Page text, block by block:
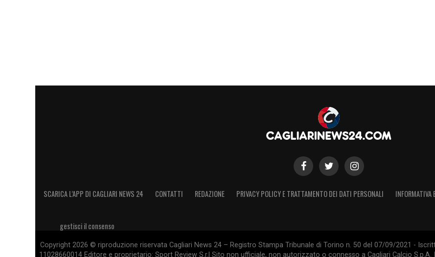
SCARICA L’APP DI CAGLIARI NEWS 24 CONTATTI REDAZIONE PRIVACY POLICY E TRATTAMENTO DEI DATI PERSONALI INFORMATIVA
gestisci il consenso
Copyright 2026 © riproduzione riservata Cagliari News 24 – Registro Stampa Tribunale di Torino n. 50 del 07/09/2021 -
11028660014 Editore e proprietario: Sport Review S.r.l Sito non ufficiale, non autorizzato o connesso a Cagliari Calcio